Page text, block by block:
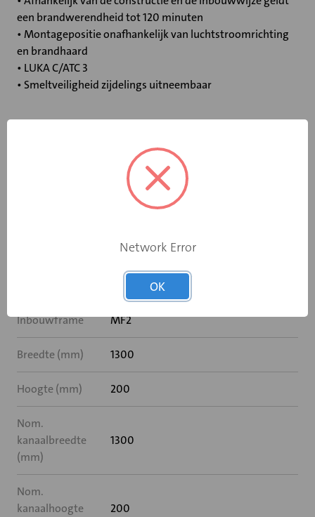
een brandwerendheid tot 120 minuten
• Montagepositie onafhankelijk van luchtstroomrichting
en brandhaard
• LUKA C/ATC 3
• Smeltveiligheid zijdelings uitneembaar
Standaard smeltpatroon
Inbouwframe MF2
Breedte (mm) 1300
Hoogte (mm) 200
Nom.
kanaalbreedte
(mm)
1300
Nom.
kanaalhoogte
200
Network Error
OK